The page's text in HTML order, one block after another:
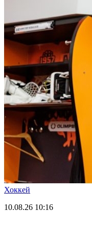
Хоккей
10.08.26 10:16